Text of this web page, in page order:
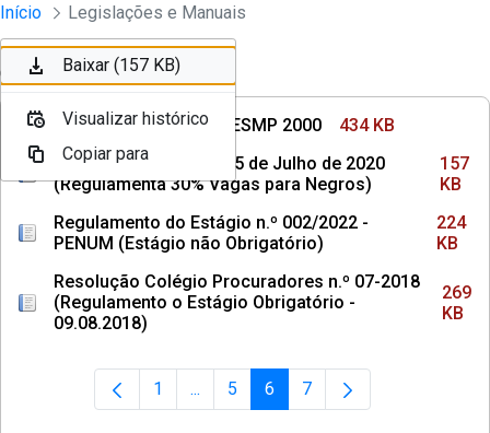
Pular para o Conteúdo principal
Divisão Minima - Escola Superior
Início Legislações e Manuais
Ordenar Filtro
Regimento Interno da ESMP 2000
434 KB
Resolução nº 217 de 15 de Julho de 2020
(Regulamenta 30% Vagas para Negros)
157
KB
Regulamento do Estágio n.º 002/2022 -
PENUM (Estágio não Obrigatório)
224
KB
Resolução Colégio Procuradores n.º 07-2018
(Regulamento o Estágio Obrigatório -
09.08.2018)
269
KB
Página
1 ...Páginas intermediárias Usar ABA para
Página
5 Página
6 Página
7
Baixar (434 KB)
Visualizar histórico
Copiar para
Baixar (157 KB)
Visualizar histórico
Copiar para